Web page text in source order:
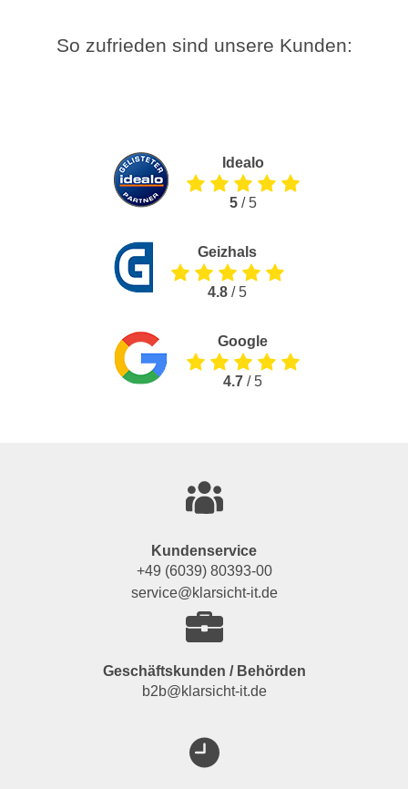
So zufrieden sind unsere Kunden:
Idealo
5/ 5
Geizhals
4.8 / 5
Google
4.7 / 5
Kundenservice
+49 (6039) 80393-00
service@klarsicht-it.de
Geschäftskunden / Behörden
b2b@klarsicht-it.de